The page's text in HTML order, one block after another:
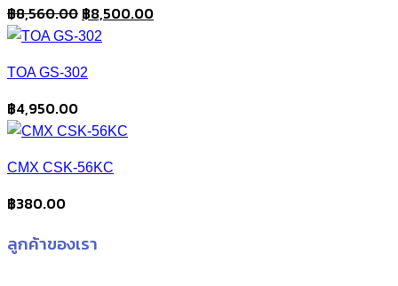
฿8,560.00 Original
price
฿8,560.00.
฿8,500.00Current
TOA GS-302
฿4,950.00
CMX CSK-56KC
฿380.00
ลูกค้าของเรา